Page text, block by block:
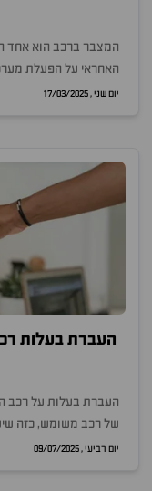
המצבר ברכב הוא אחד
האחראי על הפעלת
יום שני , 17/03/2025
העברת בעלות
העברת בעלות על רכב
של רכב משומש, כזה
יום רביעי , 09/07/2025